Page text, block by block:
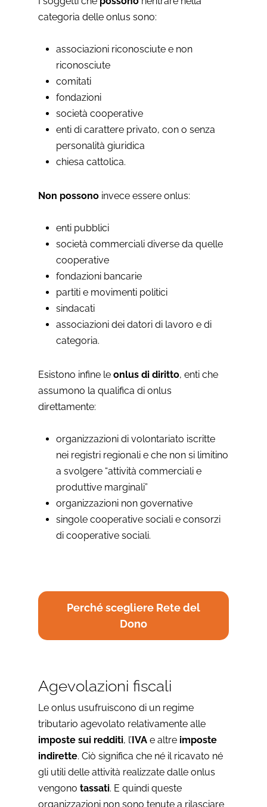
categoria delle onlus sono:
associazioni riconosciute e non
riconosciute
comitati
fondazioni
società cooperative
enti di carattere privato, con o senza
personalità giuridica
chiesa cattolica.
Non possono invece essere onlus:
enti pubblici
società commerciali diverse da quelle
cooperative
fondazioni bancarie
partiti e movimenti politici
sindacati
associazioni dei datori di lavoro e di
categoria.
Esistono infine le onlus di diritto, enti che
assumono la qualifica di onlus
direttamente:
organizzazioni di volontariato iscritte
nei registri regionali e che non si limitino
a svolgere “attività commerciali e
produttive marginali”
organizzazioni non governative
singole cooperative sociali e consorzi
di cooperative sociali.
Perché scegliere Rete del
Dono
Agevolazioni fiscali
Le onlus usufruiscono di un regime
tributario agevolato relativamente alle
imposte sui redditi, l’IVA e altre imposte
indirette. Ciò significa che né il ricavato né
gli utili delle attività realizzate dalle onlus
vengono tassati. E quindi queste
organizzazioni non sono tenute a rilasciare